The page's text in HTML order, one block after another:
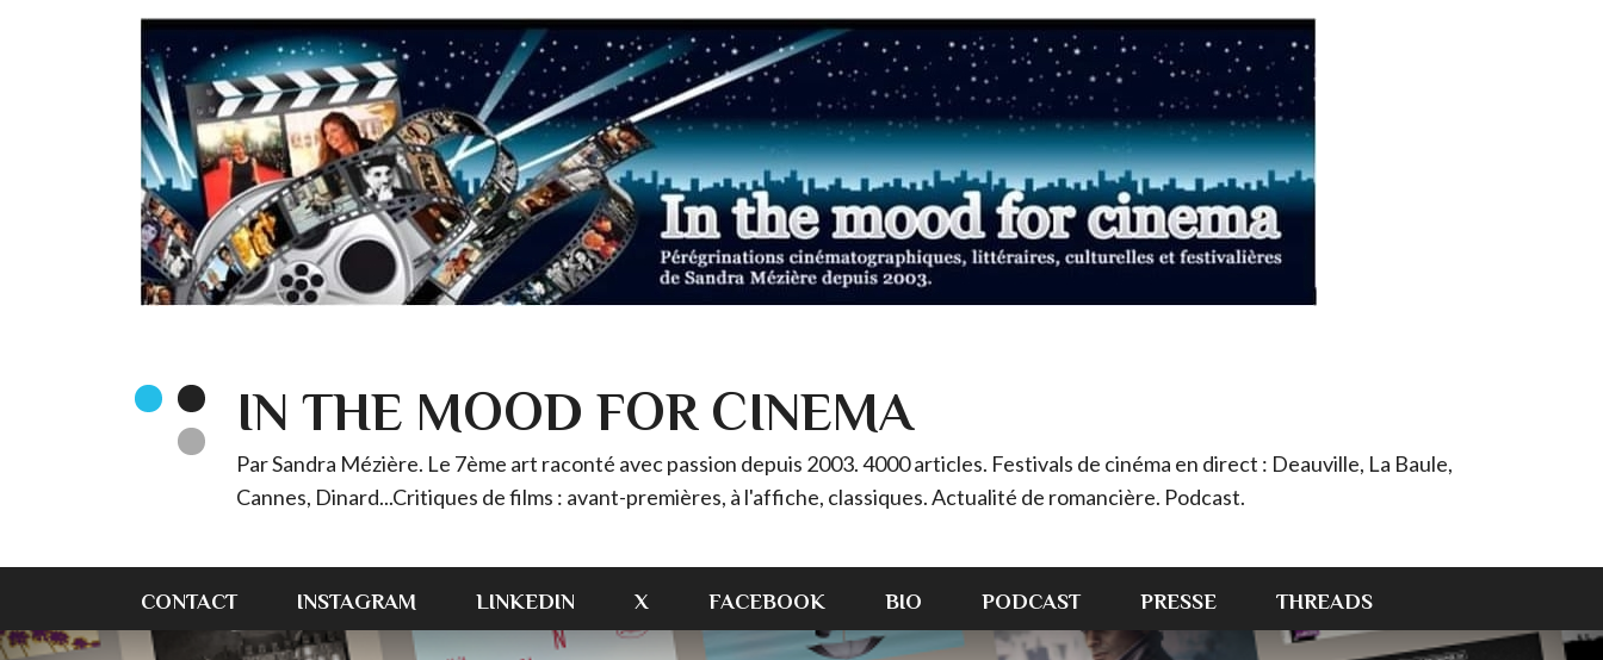
IN THE MOOD FOR CINEMA
Par Sandra Mézière. Le 7ème art raconté avec passion depuis 2003. 4000 articles. Festivals de cinéma en direct : Deauville, La Baule,
Cannes, Dinard...Critiques de films : avant-premières, à l'affiche, classiques. Actualité de romancière. Podcast.
CONTACT INSTAGRAM LINKEDIN X FACEBOOK BIO PODCAST PRESSE THREADS